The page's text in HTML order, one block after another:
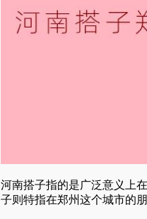
河南搭子指的是广泛意义上
子则特指在郑州这个城市的